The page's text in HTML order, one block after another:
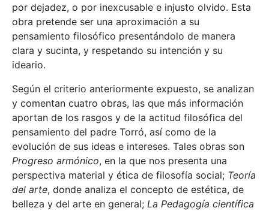
por dejadez, o por inexcusable e injusto olvido. Esta
obra pretende ser una aproximación a su
pensamiento filosófico presentándolo de manera
clara y sucinta, y respetando su intención y su
ideario.
Según el criterio anteriormente expuesto, se analizan
y comentan cuatro obras, las que más información
aportan de los rasgos y de la actitud filosófica del
pensamiento del padre Torró, así como de la
evolución de sus ideas e intereses. Tales obras son
Progreso armónico, en la que nos presenta una
perspectiva material y ética de filosofía social; Teoría
del arte, donde analiza el concepto de estética, de
belleza y del arte en general; La Pedagogía científica